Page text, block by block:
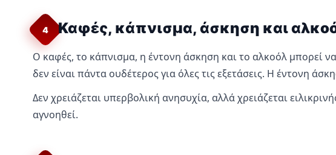
4 Καφές, κάπνισμα, άσκηση και
Ο καφές, το κάπνισμα, η έντονη άσκηση και το αλκοόλ μπορεί
δεν είναι πάντα ουδέτερος για όλες τις εξετάσεις. Η έντονη
Δεν χρειάζεται υπερβολική ανησυχία, αλλά χρειάζεται
αγνοηθεί.